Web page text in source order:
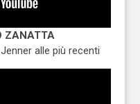
ZANATTA
alle più recenti